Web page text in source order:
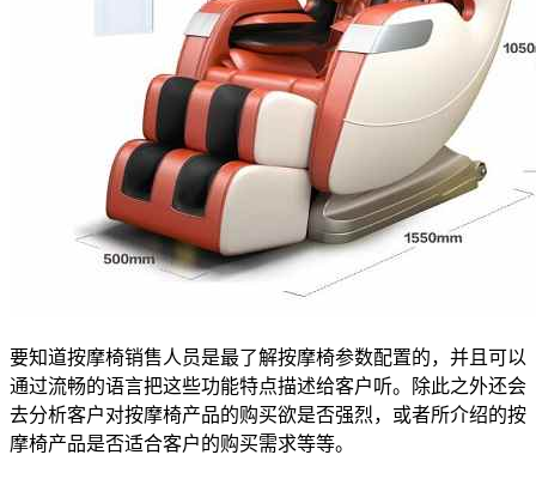
要知道按摩椅销售人员是最了解按摩椅参数配置的，并且可以
通过流畅的语言把这些功能特点描述给客户听。除此之外还会
去分析客户对按摩椅产品的购买欲是否强烈，或者所介绍的按
摩椅产品是否适合客户的购买需求等等。